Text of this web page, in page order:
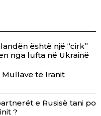
është një “cirk”
nga lufta në Ukrainë
Mullave të Iranit
e Rusisë tani po
?